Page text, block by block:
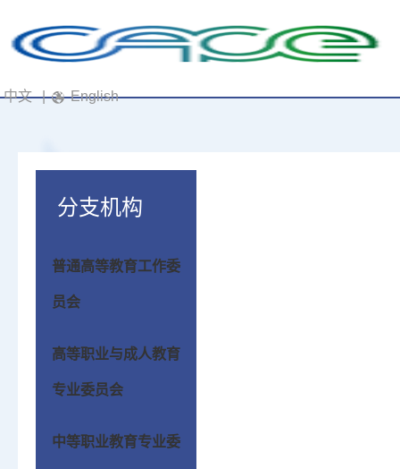
中文 | English
分支机构
普通高等教育工作委
员会
高等职业与成人教育
专业委员会
中等职业教育专业委